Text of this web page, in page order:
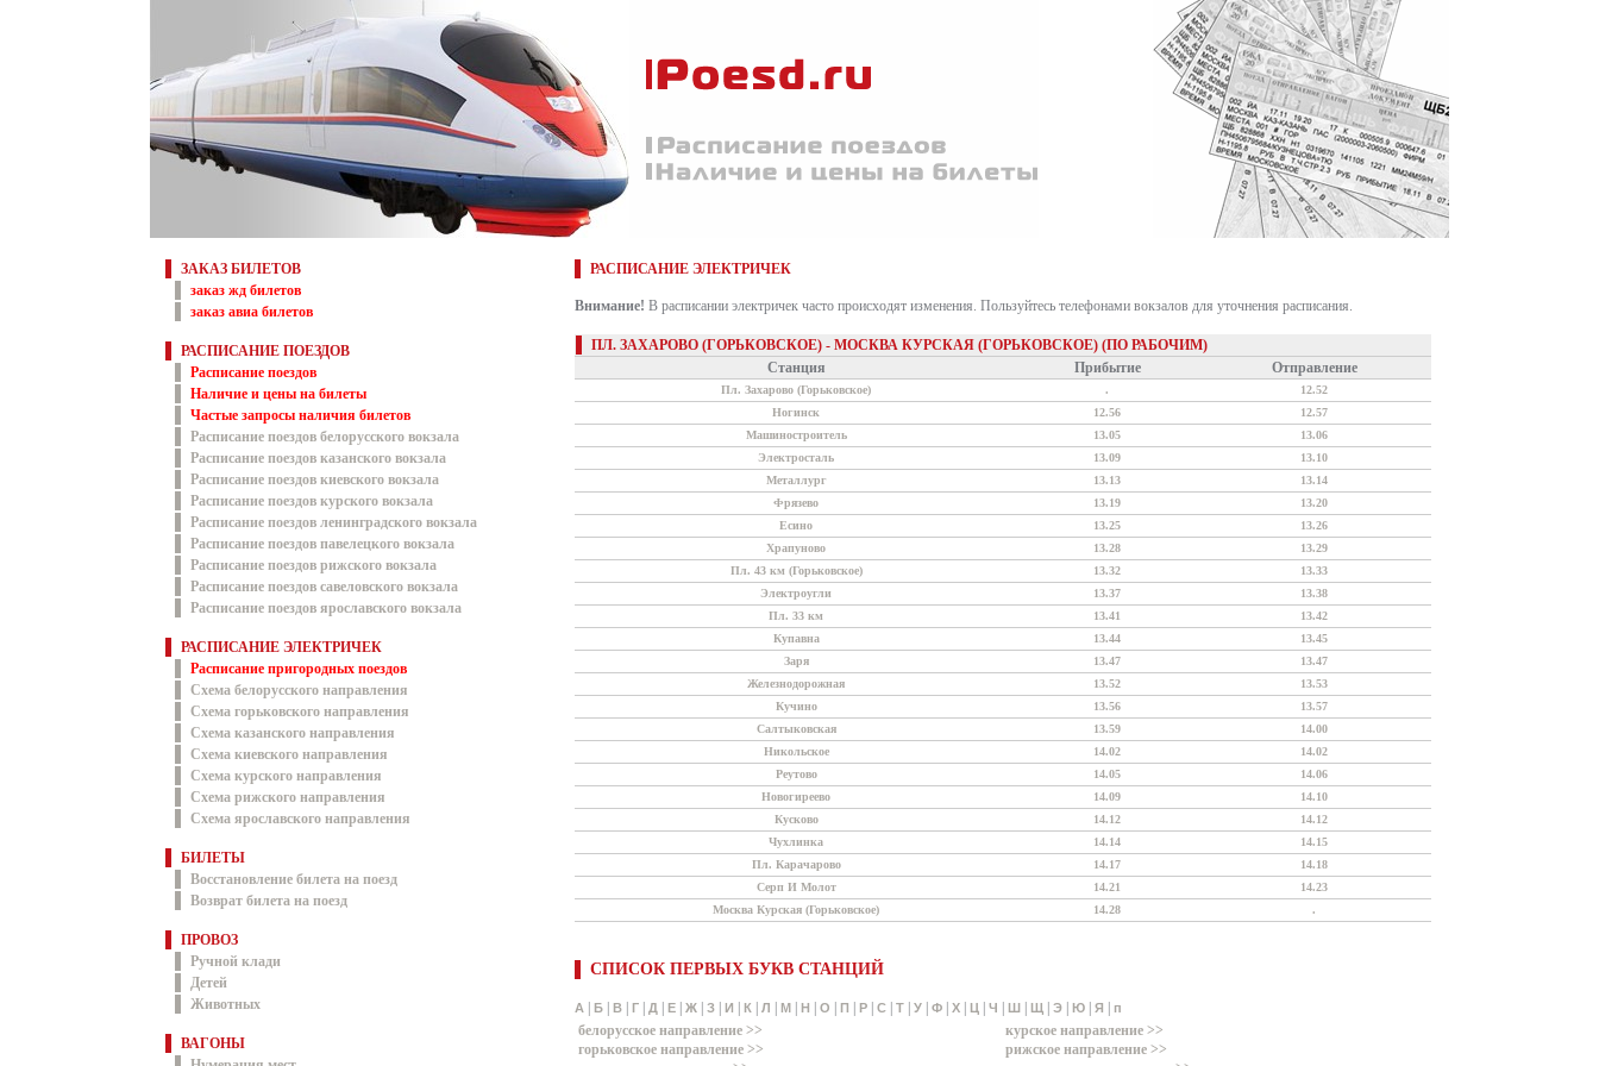
ЗАКАЗ БИЛЕТОВ
заказ жд билетов
заказ авиа билетов
РАСПИСАНИЕ ПОЕЗДОВ
Расписание поездов
Наличие и цены на билеты
Частые запросы наличия билетов
Расписание поездов белорусского вокзала
Расписание поездов казанского вокзала
Расписание поездов киевского вокзала
Расписание поездов курского вокзала
Расписание поездов ленинградского вокзала
Расписание поездов павелецкого вокзала
Расписание поездов рижского вокзала
Расписание поездов савеловского вокзала
Расписание поездов ярославского вокзала
РАСПИСАНИЕ ЭЛЕКТРИЧЕК
Расписание пригородных поездов
Схема белорусского направления
Схема горьковского направления
Схема казанского направления
Схема киевского направления
Схема курского направления
Схема рижского направления
Схема ярославского направления
БИЛЕТЫ
Восстановление билета на поезд
Возврат билета на поезд
ПРОВОЗ
Ручной клади
Детей
Животных
ВАГОНЫ
РАСПИСАНИЕ ЭЛЕКТРИЧЕК
Внимание! В расписании электричек часто происходят изменения. Пользуйтесь телефонами вокзалов для уточнения расписания.
ПЛ. ЗАХАРОВО (ГОРЬКОВСКОЕ) - МОСКВА КУРСКАЯ (ГОРЬКОВСКОЕ) (ПО РАБОЧИМ)
Станция
Прибытие Отправление
Пл. Захарово (Горьковское) .
12.52
Ногинск
12.56
12.57
Машиностроитель
13.05
13.06
Электросталь
13.09
13.10
Металлург
13.13
13.14
Фрязево
13.19
13.20
Есино
13.25
13.26
Храпуново
13.28
13.29
Пл. 43 км (Горьковское)
13.32
13.33
Электроугли
13.37
13.38
Пл. 33 км
13.41
13.42
Купавна
13.44
13.45
Заря
13.47
13.47
Железнодорожная
13.52
13.53
Кучино
13.56
13.57
Салтыковская
13.59
14.00
Никольское
14.02
14.02
Реутово
14.05
14.06
Новогиреево
14.09
14.10
Кусково
14.12
14.12
Чухлинка
14.14
14.15
Пл. Карачарово
14.17
14.18
Серп И Молот
14.21
14.23
Москва Курская (Горьковское)
14.28 .
СПИСОК ПЕРВЫХ БУКВ СТАНЦИЙ
А Б В Г Д Е Ж З И К Л М Н О П Р С Т У Ф Х Ц Ч Ш Щ Э Ю Я п
белорусское направление >>
горьковское направление >>
курское направление >>
рижское направление >>